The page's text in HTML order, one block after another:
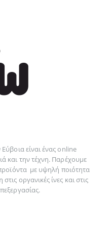
είναι ένας online
και τηντέχνη. Παρέχουμε
με υψηλή ποιότητα
οργανικές ίνες και στις